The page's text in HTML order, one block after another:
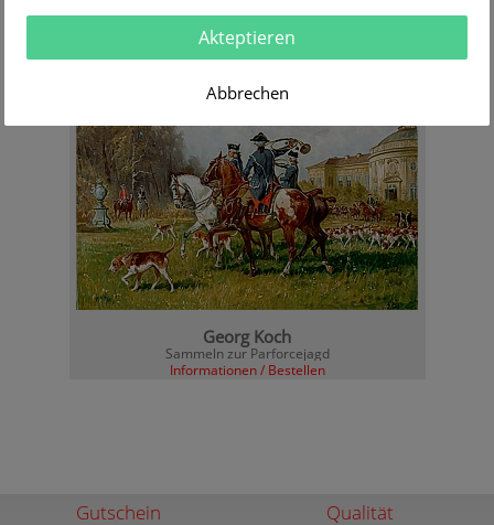
Georg Koch
Pferdemarkt in einem Ostseehafen
Informationen / Bestellen
Georg Koch
Sammeln zur Parforcejagd
Informationen / Bestellen
Gutschein Qualität
Akteptieren
Abbrechen